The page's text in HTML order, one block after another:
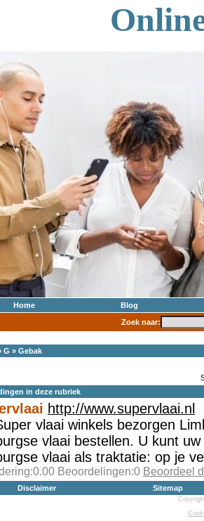
Home
Blog
Zoek naar:
G » Gebak
in deze rubriek
http://www.supervlaai.nl
vlaai winkels bezorgen
vlaai bestellen. U kunt
vlaai als traktatie: op je
Beoordelingen:0 Beoordeel
Disclaimer Sitemap